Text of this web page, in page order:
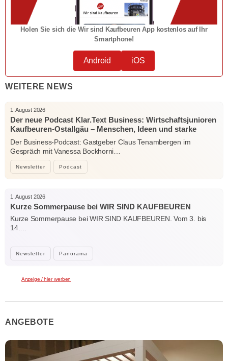
Holen Sie sich die Wir sind Kaufbeuren App kostenlos auf Ihr
Smartphone!
Android iOS
WEITERE NEWS
Newsletter Podcast
1. August 2026
Der neue Podcast Klar.Text Business: Wirtschaftsjunioren
Kaufbeuren-Ostallgäu – Menschen, Ideen und starke
Verbindungen
Der Business-Podcast: Gastgeber Claus Tenambergen im
Gespräch mit Vanessa Bockhorni…
Newsletter Panorama
1. August 2026
Kurze Sommerpause bei WIR SIND KAUFBEUREN
Kurze Sommerpause bei WIR SIND KAUFBEUREN. Vom 3. bis
14.…
Anzeige / hier werben
ANGEBOTE